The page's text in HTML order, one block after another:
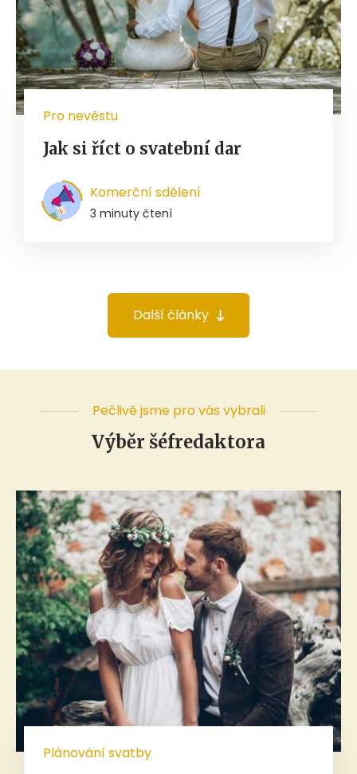
Pro nevěstu
Jak si říct o svatební dar
Komerční sdělení
3 minuty čtení
Další články
Pečlivě jsme pro vás vybrali
Výběr šéfredaktora
Plánování svatby